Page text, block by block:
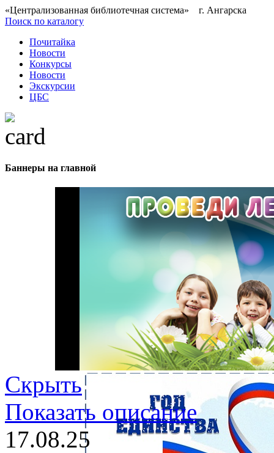
«Централизованная библиотечная система» г. Ангарска
Поиск по каталогу
Почитайка
Новости
Конкурсы
Новости
Экскурсии
ЦБС
Баннеры на главной
Скрыть
Показать описание
17.08.25